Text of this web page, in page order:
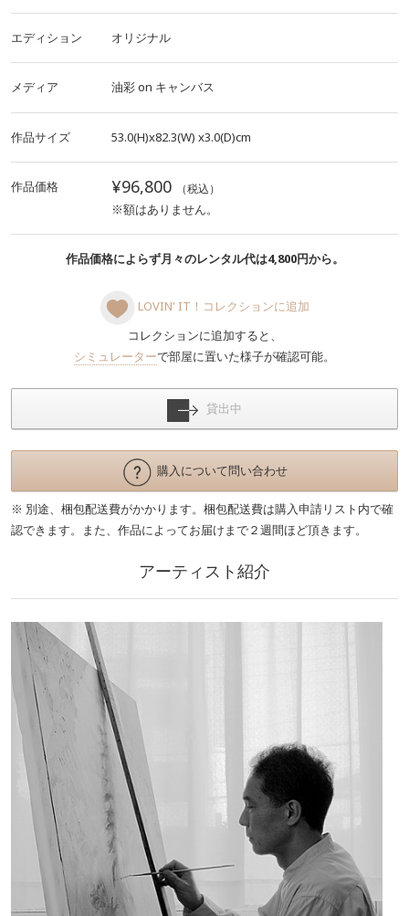
エディション オリジナル
メディア 油彩on キャンバス
作品サイズ 53.0(H)x82.3(W) x3.0(D)cm
作品価格 ¥96,800 （税込）
※額はありません。
作品価格によらず月々のレンタル代は4,800円から。
LOVIN' IT！コレクションに追加
コレクションに追加すると、
シミュレーターで部屋に置いた様子が確認可能。
貸出中
購入について問い合わせ
※ 別途、梱包配送費がかかります。梱包配送費は購入申請リスト内で確
認できます。また、作品によってお届けまで２週間ほど頂きます。
アーティスト紹介